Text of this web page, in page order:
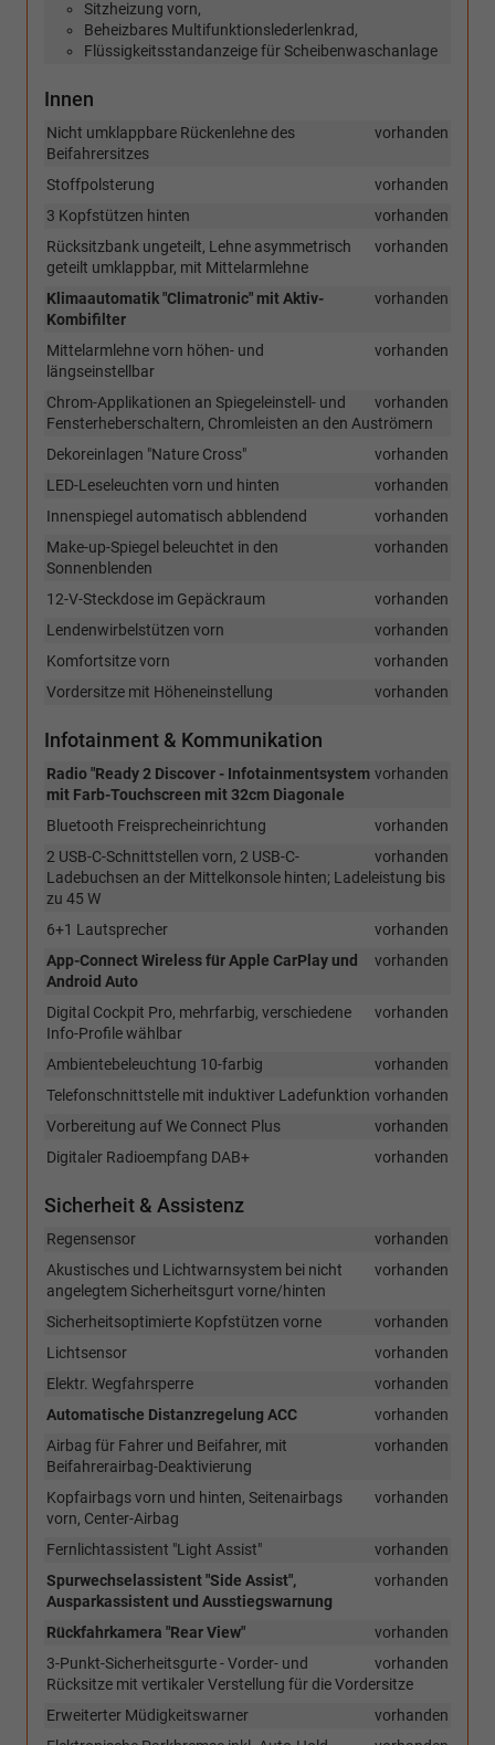
Sitzheizung vorn,
Beheizbares Multifunktionslederlenkrad,
Flüssigkeitsstandanzeige für Scheibenwaschanlage
Innen
vorhanden
Nicht umklappbare Rückenlehne des
Beifahrersitzes
vorhanden
Stoffpolsterung
vorhanden
3 Kopfstützen hinten
vorhanden
Rücksitzbank ungeteilt, Lehne asymmetrisch
geteilt umklappbar, mit Mittelarmlehne
vorhanden
Klimaautomatik "Climatronic" mit Aktiv-
Kombifilter
vorhanden
Mittelarmlehne vorn höhen- und
längseinstellbar
vorhanden
Chrom-Applikationen an Spiegeleinstell- und
Fensterheberschaltern, Chromleisten an den Auströmern
vorhanden
Dekoreinlagen "Nature Cross"
vorhanden
LED-Leseleuchten vorn und hinten
vorhanden
Innenspiegel automatisch abblendend
vorhanden
Make-up-Spiegel beleuchtet in den
Sonnenblenden
vorhanden
12-V-Steckdose im Gepäckraum
vorhanden
Lendenwirbelstützen vorn
vorhanden
Komfortsitze vorn
vorhanden
Vordersitze mit Höheneinstellung
Infotainment & Kommunikation
vorhanden
Radio "Ready 2 Discover - Infotainmentsystem
mit Farb-Touchscreen mit 32cm Diagonale
vorhanden
Bluetooth Freisprecheinrichtung
vorhanden
2 USB-C-Schnittstellen vorn, 2 USB-C-
Ladebuchsen an der Mittelkonsole hinten; Ladeleistung bis
zu 45 W
vorhanden
6+1 Lautsprecher
vorhanden
App-Connect Wireless für Apple CarPlay und
Android Auto
vorhanden
Digital Cockpit Pro, mehrfarbig, verschiedene
Info-Profile wählbar
vorhanden
Ambientebeleuchtung 10-farbig
vorhanden
Telefonschnittstelle mit induktiver Ladefunktion
vorhanden
Vorbereitung auf We Connect Plus
vorhanden
Digitaler Radioempfang DAB+
Sicherheit & Assistenz
vorhanden
Regensensor
vorhanden
Akustisches und Lichtwarnsystem bei nicht
angelegtem Sicherheitsgurt vorne/hinten
vorhanden
Sicherheitsoptimierte Kopfstützen vorne
vorhanden
Lichtsensor
vorhanden
Elektr. Wegfahrsperre
vorhanden
Automatische Distanzregelung ACC
vorhanden
Airbag für Fahrer und Beifahrer, mit
Beifahrerairbag-Deaktivierung
vorhanden
Kopfairbags vorn und hinten, Seitenairbags
vorn, Center-Airbag
vorhanden
Fernlichtassistent "Light Assist"
vorhanden
Spurwechselassistent "Side Assist",
Ausparkassistent und Ausstiegswarnung
vorhanden
Rückfahrkamera "Rear View"
vorhanden
3-Punkt-Sicherheitsgurte - Vorder- und
Rücksitze mit vertikaler Verstellung für die Vordersitze
vorhanden
Erweiterter Müdigkeitswarner